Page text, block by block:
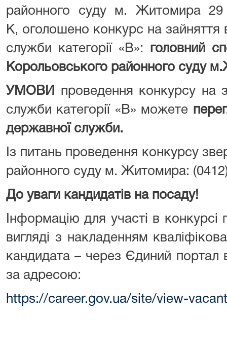
районного суду м. Житомира
К, оголошено конкурс на зайняття
служби категорії «В»: головний
Корольовського районного суду
УМОВИ
проведення конкурсу на
служби категорії «В» можете
державної служби.
Із питань проведення конкурсу
районного суду м. Житомира:
До уваги кандидатів на посаду!
Інформацію для участі в
вигляді з накладенням
кандидата – через Єдиний портал
за адресою:
https://career.gov.ua/site/view-